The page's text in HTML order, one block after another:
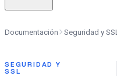
Documentación Seguridad y SSL
SEGURIDAD Y
SSL